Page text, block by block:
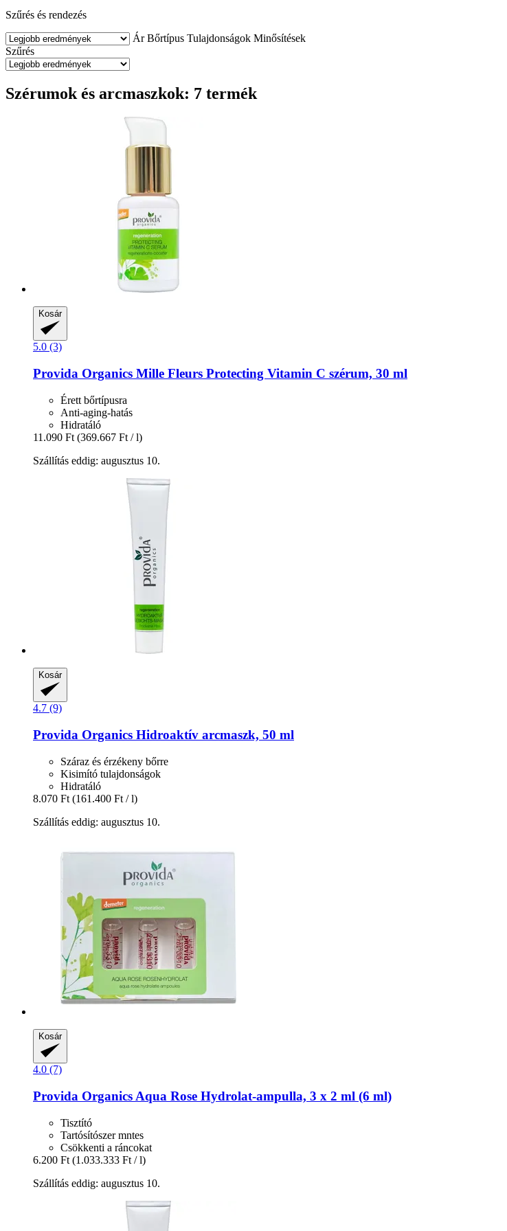
Szűrés és rendezés
Ár Bőrtípus Tulajdonságok Minősítések
Szűrés
Szérumok és arcmaszkok: 7 termék
Kosár
5.0 (3)
Provida Organics Mille Fleurs Protecting Vitamin C szérum, 30 ml
Érett bőrtípusra
Anti-aging-hatás
Hidratáló
11.090 Ft (369.667 Ft / l)
Szállítás eddig: augusztus 10.
Kosár
4.7 (9)
Provida Organics Hidroaktív arcmaszk, 50 ml
Száraz és érzékeny bőrre
Kisimító tulajdonságok
Hidratáló
8.070 Ft (161.400 Ft / l)
Szállítás eddig: augusztus 10.
Kosár
4.0 (7)
Provida Organics Aqua Rose Hydrolat-​ampulla, 3 x 2 ml (6 ml)
Tisztító
Tartósítószer mntes
Csökkenti a ráncokat
6.200 Ft (1.033.333 Ft / l)
Szállítás eddig: augusztus 10.